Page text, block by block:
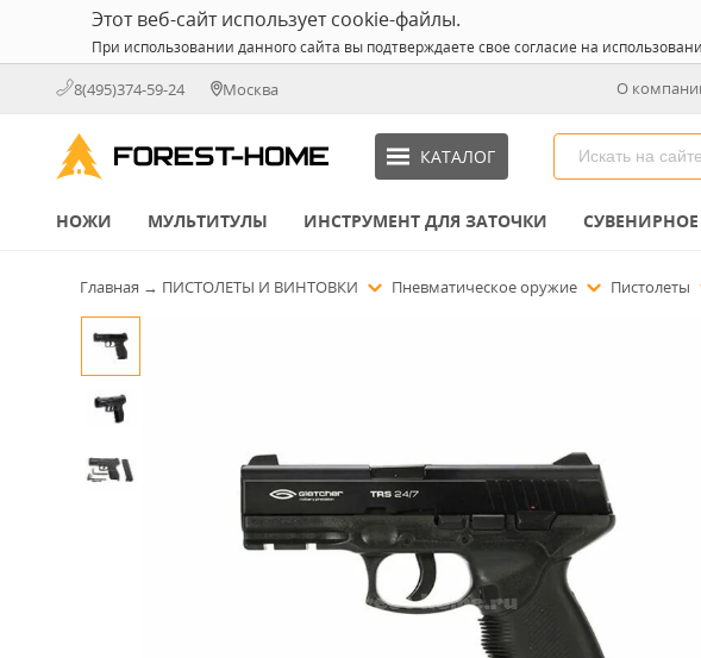
Этот веб-сайт использует cookie-файлы.
При использовании данного сайта вы подтверждаете свое согласие на
8(495)374-59-24 Москва О
КАТАЛОГ
НОЖИ МУЛЬТИТУЛЫ ИНСТРУМЕНТ ДЛЯ ЗАТОЧКИ
Главная → ПИСТОЛЕТЫ И ВИНТОВКИ Пневматическое оружие Пистолеты